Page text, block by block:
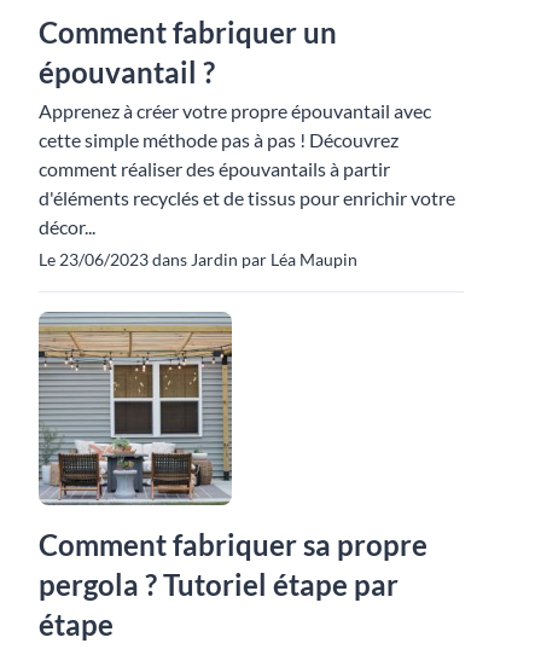
Comment fabriquer un
épouvantail ?
Apprenez à créer votre propre épouvantail avec
cette simple méthode pas à pas ! Découvrez
comment réaliser des épouvantails à partir
d'éléments recyclés et de tissus pour enrichir votre
décor...
Le 23/06/2023 dans Jardin par Léa Maupin
Comment fabriquer sa propre
pergola ? Tutoriel étape par
étape